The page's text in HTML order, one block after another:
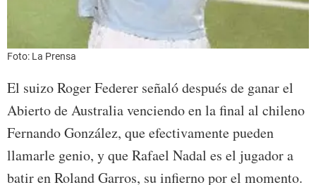
Foto: La Prensa
El suizo Roger Federer señaló después de ganar el
Abierto de Australia venciendo en la final al chileno
Fernando González, que efectivamente pueden
llamarle genio, y que Rafael Nadal es el jugador a
batir en Roland Garros, su infierno por el momento.